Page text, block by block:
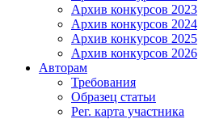
Архив конкурсов 2023
Архив конкурсов 2024
Архив конкурсов 2025
Архив конкурсов 2026
Авторам
Требования
Образец статьи
Рег. карта участника